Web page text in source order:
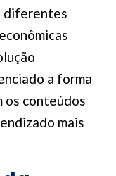
diferentes
a forma
os conteúdos
mais